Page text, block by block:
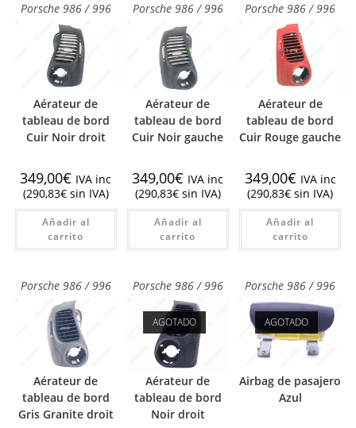
Porsche 986 / 996
Aérateur de
tableau de bord
Cuir Noir droit
349,00€ IVA inc
(290,83€sin IVA)
Añadir al
carrito
Porsche 986 / 996
Aérateur de
tableau de bord
Cuir Noir gauche
349,00€ IVA inc
(290,83€sin IVA)
Añadir al
carrito
Porsche 986 / 996
Aérateur de
tableau de bord
Cuir Rouge gauche
349,00€ IVA inc
(290,83€ sin IVA)
Añadir al
carrito
Porsche 986 / 996
Aérateur de
tableau de bord
Gris Granite droit
Porsche 986 / 996
AGOTADO
Aérateur de
tableau de bord
Noir droit
Porsche 986 / 996
AGOTADO
Airbag de pasajero
Azul